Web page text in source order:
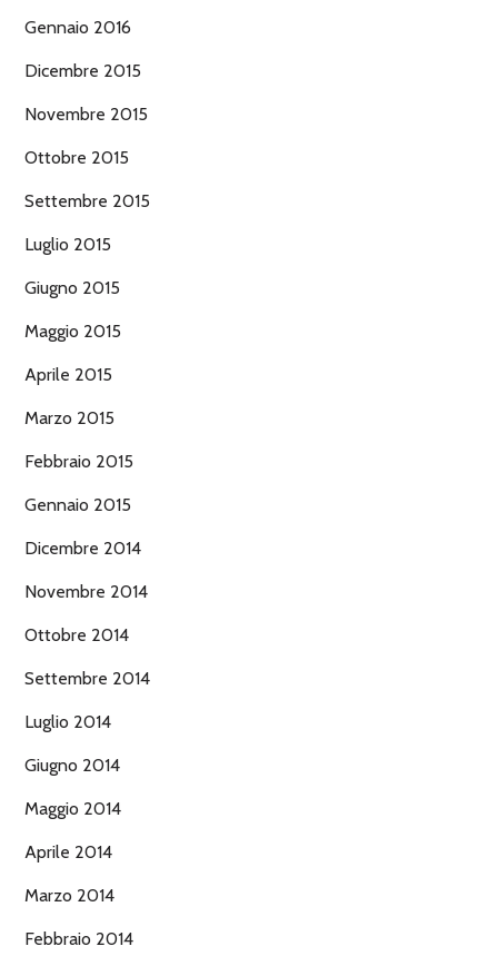
Gennaio 2016
Dicembre 2015
Novembre 2015
Ottobre 2015
Settembre 2015
Luglio 2015
Giugno 2015
Maggio 2015
Aprile 2015
Marzo 2015
Febbraio 2015
Gennaio 2015
Dicembre 2014
Novembre 2014
Ottobre 2014
Settembre 2014
Luglio 2014
Giugno 2014
Maggio 2014
Aprile 2014
Marzo 2014
Febbraio 2014